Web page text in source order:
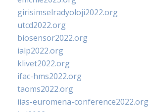
girisimselradyoloji2022.org
utcd2022.org
biosensor2022.org
ialp2022.org
klivet2022.org
ifac-hms2022.org
taoms2022.org
iias-euromena-conference2022.org